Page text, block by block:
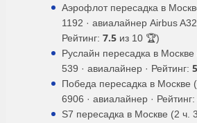
Аэрофлот пересадка в
1192 · авиалайнер Airbus
Рейтинг: 7.5 из 10 🏆)
Руслайн пересадка в
539 · авиалайнер · Рейтинг:
Победа пересадка в Москве
6906 · авиалайнер · Рейтинг:
S7 пересадка в Москве (2 ч.